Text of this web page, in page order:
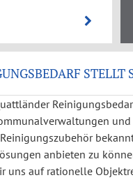
STELLT
anbieten zu
uns auf rationelle